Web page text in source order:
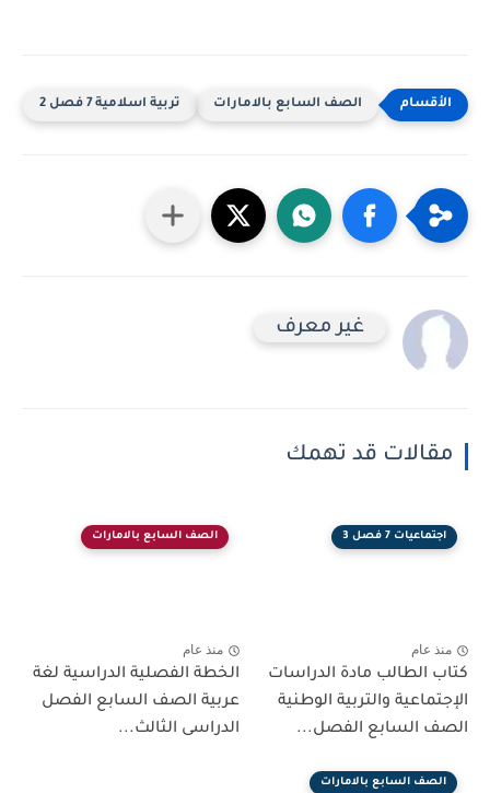
الصف السابع بالامارات تربية اسلامية 7 فصل 2
غير معرف
مقالات قد تهمك
اجتماعيات 7 فصل 3
منذ عام
كتاب الطالب مادة الدراسات
الإجتماعية والتربية الوطنية
الصف السابع الفصل...
الصف السابع بالامارات
منذ عام
الخطة الفصلية الدراسية لغة
عربية الصف السابع الفصل
الدراسى الثالث...
الصف السابع بالامارات